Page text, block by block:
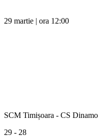
29 martie | ora 12:00
SCM Timișoara - CS Dinamo
29 - 28